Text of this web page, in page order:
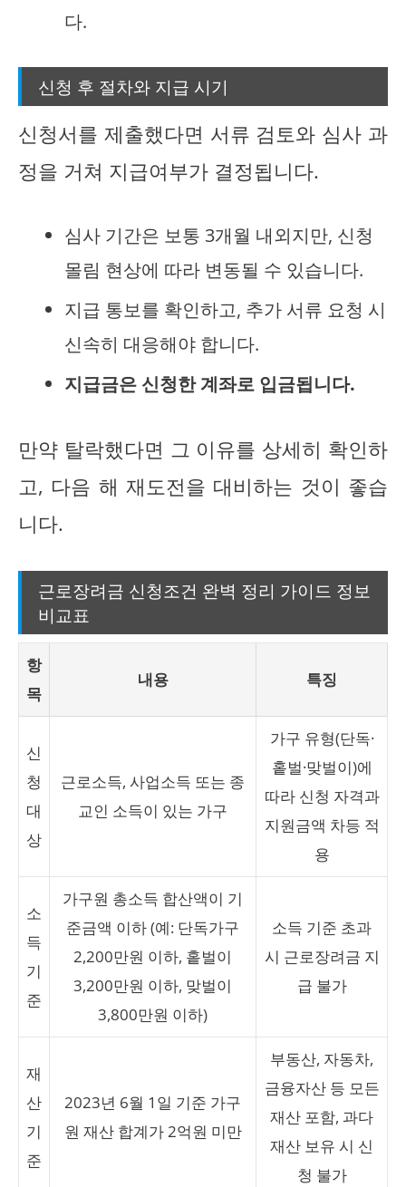
다.
신청 후 절차와 지급 시기
신청서를 제출했다면 서류 검토와 심사 과
정을 거쳐 지급여부가 결정됩니다.
심사 기간은 보통 3개월 내외지만, 신청
몰림 현상에 따라 변동될 수 있습니다.
지급 통보를 확인하고, 추가 서류 요청 시
신속히 대응해야 합니다.
지급금은 신청한 계좌로 입금됩니다.
만약 탈락했다면 그 이유를 상세히 확인하
고, 다음 해 재도전을 대비하는 것이 좋습
니다.
근로장려금 신청조건 완벽 정리 가이드 정보
비교표
항
목
내용 특징
신
청
대
상
근로소득, 사업소득 또는 종
교인 소득이 있는 가구
가구 유형(단독·
홑벌·맞벌이)에
따라 신청 자격과
지원금액 차등 적
용
소
득
기
준
가구원 총소득 합산액이 기
준금액 이하 (예: 단독가구
2,200만원 이하, 홑벌이
3,200만원 이하, 맞벌이
3,800만원 이하)
소득 기준 초과
시 근로장려금 지
급 불가
재
산
기
준
2023년 6월 1일 기준 가구
원 재산 합계가 2억원 미만
부동산, 자동차,
금융자산 등 모든
재산 포함, 과다
재산 보유 시 신
청 불가